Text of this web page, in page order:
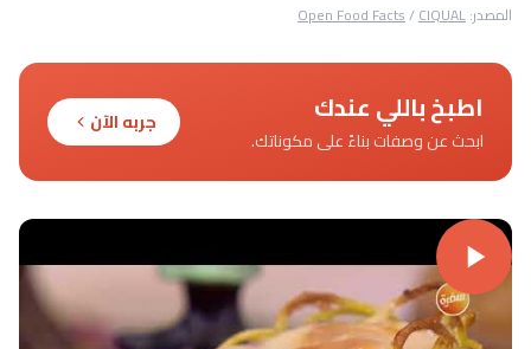
المصدر: Open Food Facts/CIQUAL
اطبخ باللي عندك
ابحث عن وصفات بناءً على مكوناتك.
جربه الآن